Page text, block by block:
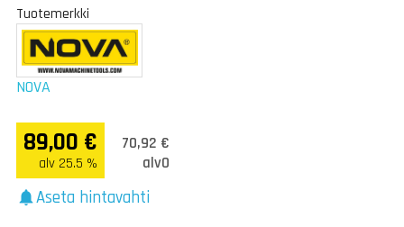
Tuotemerkki
NOVA
89,00 €
alv 25.5 %
70,92 €
alv0
notificationsAseta hintavahti